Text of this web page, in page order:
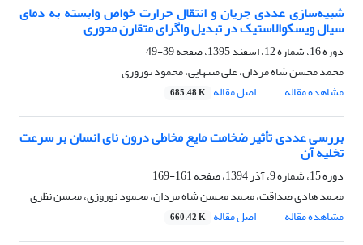
شبیه‌سازی عددی جریان و انتقال حرارت خواص وابسته به دمای
سیال ویسکوالاستیک در تبدیل واگرای متقارن محوری
دوره 16، شماره 12، اسفند 1395، صفحه
39-49
محمد محسن شاه مردان، علی منتهایی، محمود نوروزی
مشاهده مقاله
اصل مقاله 685.48 K
بررسی عددی تأثیر ضخامت مایع مخاطی درون نای انسان بر سرعت
تخلیه آن
دوره 15، شماره 9، آذر 1394، صفحه
161-169
محمد هادی صداقت، محمد محسن شاه مردان، محمود نوروزی، محسن نظری
مشاهده مقاله
اصل مقاله 660.42 K